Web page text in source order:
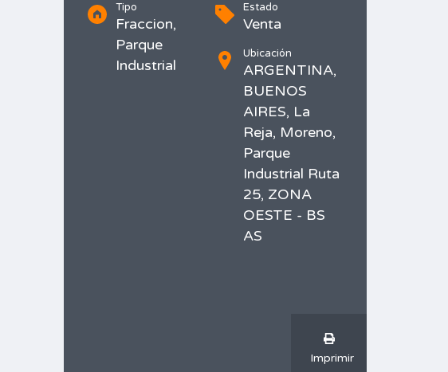
Tipo
Fraccion,
Parque
Industrial
Estado
Venta
Ubicación
ARGENTINA,
BUENOS
AIRES, La
Reja, Moreno,
Parque
Industrial Ruta
25, ZONA
OESTE - BS
AS
Imprimir